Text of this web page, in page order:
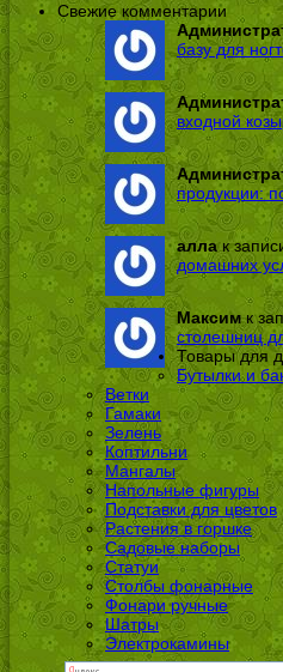
Свежие комментарии
базу для
входной
продукции:
аллак
домашних
Максимк
столешниц
Товары для
Бутылки и
Ветки
Гамаки
Зелень
Коптильни
Мангалы
Напольные фигуры
Подставки для цветов
Растения в горшке
Садовые наборы
Статуи
Столбы фонарные
Фонари ручные
Шатры
Электрокамины